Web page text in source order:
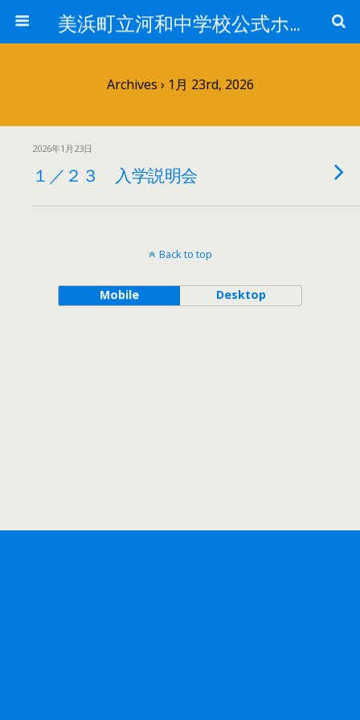
美浜町立河和中学校公式ホームページ
Archives › 1月 23rd, 2026
2026年1月23日
１／２３ 入学説明会
Back to top
Mobile Desktop